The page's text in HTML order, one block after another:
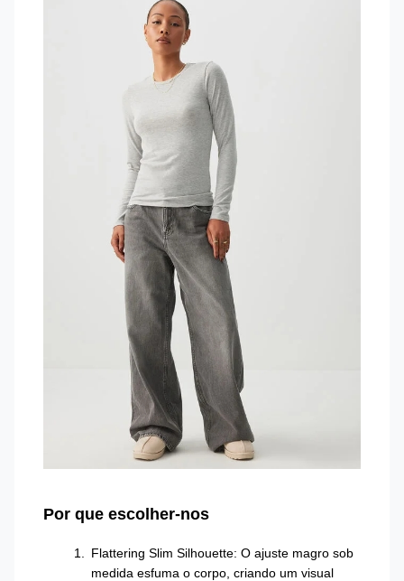
Por que escolher-nos
Flattering Slim Silhouette: O ajuste magro sob
medida esfuma o corpo, criando um visual